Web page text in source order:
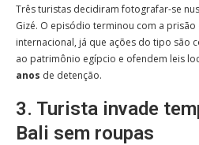
Três turistas decidiram fotografar-se
Gizé. O episódio terminou com a
internacional, já que ações do tipo são
ao patrimônio egípcio e ofendem leis
anos de detenção.
3. Turista invade
Bali sem roupas